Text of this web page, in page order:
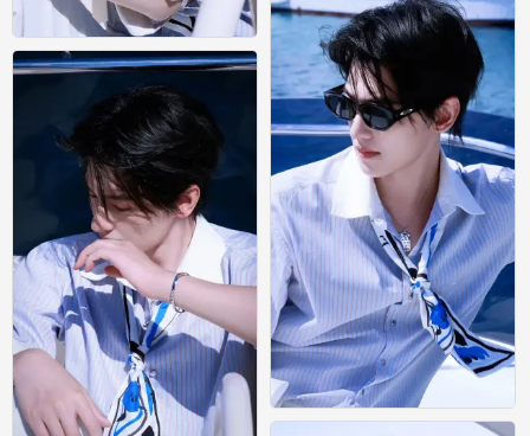
杨洋壁纸｜海边明媚少年氛围感
0
杨洋壁纸｜海边明媚少年氛围感